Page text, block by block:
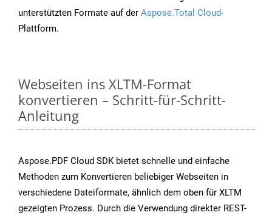
unterstützten Formate auf der Aspose.Total Cloud-
Plattform.
Webseiten ins XLTM-Format
konvertieren – Schritt-für-Schritt-
Anleitung
Aspose.PDF Cloud SDK bietet schnelle und einfache
Methoden zum Konvertieren beliebiger Webseiten in
verschiedene Dateiformate, ähnlich dem oben für XLTM
gezeigten Prozess. Durch die Verwendung direkter REST-